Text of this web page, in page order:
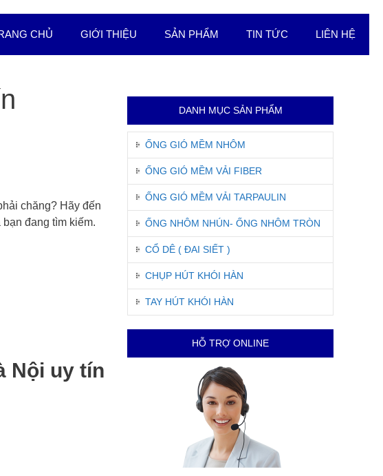
CHỦ GIỚI THIỆU SẢN PHẨM TIN TỨC LIÊN HỆ
chăng? Hãy đến
đang tìm kiếm.
Nội uy tín
DANH MỤC SẢN PHẨM
ỐNG GIÓ MỀM NHÔM
ỐNG GIÓ MỀM VẢI FIBER
ỐNG GIÓ MỀM VẢI TARPAULIN
ỐNG NHÔM NHÚN- ỐNG NHÔM TRÒN
CỔ DÊ ( ĐAI SIẾT )
CHỤP HÚT KHÓI HÀN
TAY HÚT KHÓI HÀN
HỖ TRỢ ONLINE